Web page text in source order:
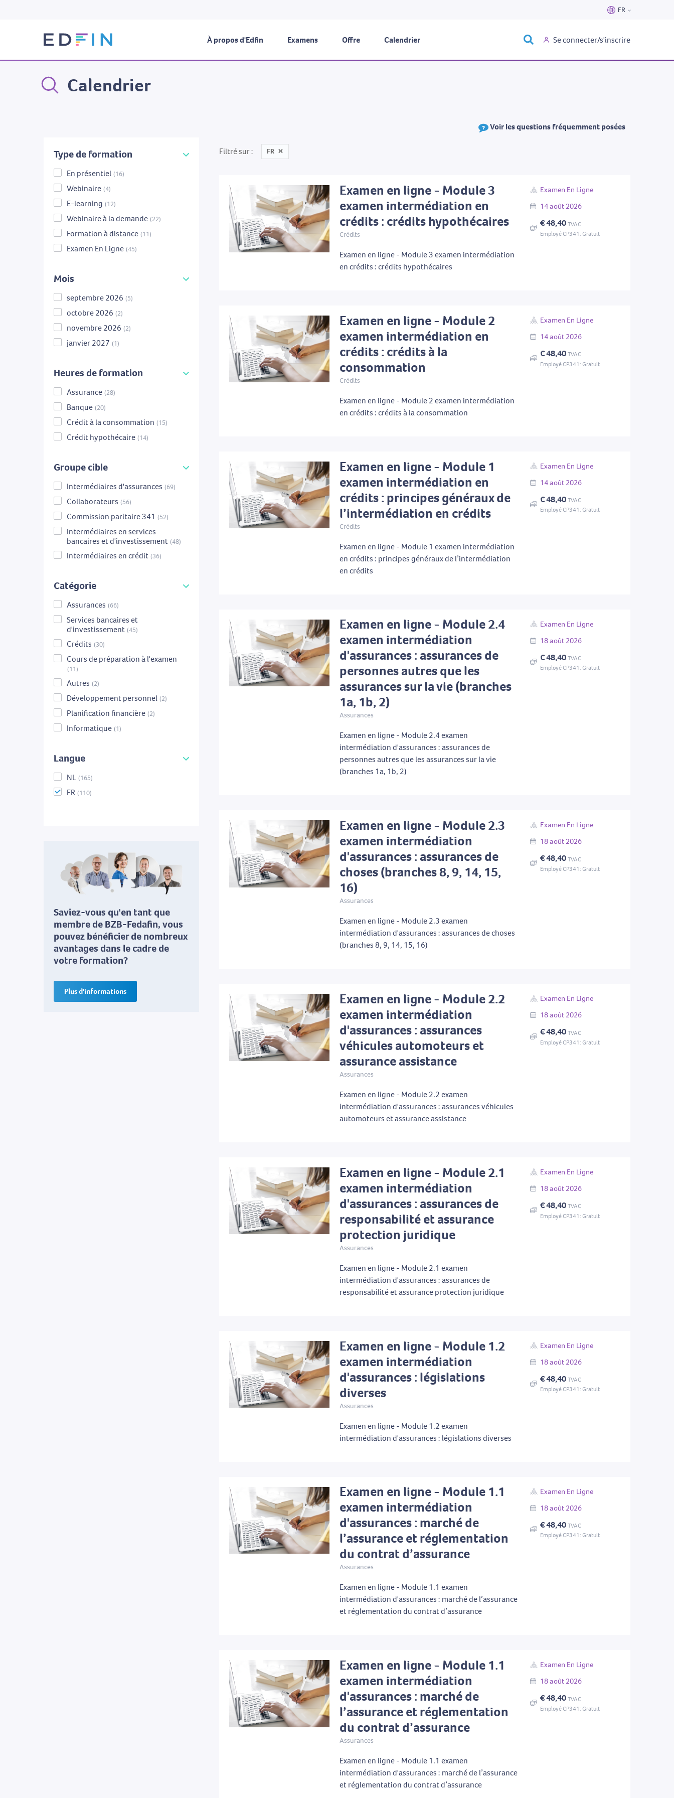
FR
Français
À propos d'Edfin Examens Offre Calendrier Se connecter/s'inscrire
Voir les questions fréquemment posées
Calendrier
Type de formation
En présentiel (16)
Webinaire (4)
E-learning (12)
Webinaire à la demande (22)
Formation à distance (11)
Examen En Ligne (45)
Mois
septembre 2026 (5)
octobre 2026 (2)
novembre 2026 (2)
janvier 2027 (1)
Heures de formation
Assurance (28)
Banque (20)
Crédit à la consommation (15)
Crédit hypothécaire (14)
Groupe cible
Intermédiaires d'assurances (69)
Collaborateurs (56)
Commission paritaire 341 (52)
Intermédiaires en services
bancaires et d'investissement (48)
Intermédiaires en crédit (36)
Catégorie
Assurances (66)
Services bancaires et
d'investissement (45)
Crédits (30)
Cours de préparation à l'examen
(11)
Autres (2)
Développement personnel (2)
Planification financière (2)
Informatique (1)
Langue
NL (165)
FR (110)
Saviez-vous qu'en tant que
membre de BZB-Fedafin, vous
pouvez bénéficier de nombreux
avantages dans le cadre de
votre formation?
Plus d'informations
Filtré sur FR
Examen en ligne - Module 3
examen intermédiation en
crédits : crédits hypothécaires
Crédits
Examen en ligne - Module 3 examen intermédiation
en crédits : crédits hypothécaires
Examen En Ligne
14août 2026
€ 48,40TVAC
Employé CP341: Gratuit
Examen en ligne - Module 2
examen intermédiation en
crédits : crédits à la
consommation
Crédits
Examen en ligne - Module 2 examen intermédiation
en crédits : crédits à la consommation
Examen En Ligne
14août 2026
€ 48,40TVAC
Employé CP341: Gratuit
Examen en ligne - Module 1
examen intermédiation en
crédits : principes généraux de
l’intermédiation en crédits
Crédits
Examen en ligne - Module 1 examen intermédiation
en crédits : principes généraux de l’intermédiation
en crédits
Examen En Ligne
14août 2026
€ 48,40TVAC
Employé CP341: Gratuit
Examen en ligne - Module 2.4
examen intermédiation
d'assurances : assurances de
personnes autres que les
assurances sur la vie (branches
1a, 1b, 2)
Assurances
Examen en ligne - Module 2.4 examen
intermédiation d'assurances : assurances de
personnes autres que les assurances sur la vie
(branches 1a, 1b, 2)
Examen En Ligne
18août 2026
€ 48,40TVAC
Employé CP341: Gratuit
Examen en ligne - Module 2.3
examen intermédiation
d'assurances : assurances de
choses (branches 8, 9, 14, 15,
16)
Assurances
Examen en ligne - Module 2.3 examen
intermédiation d'assurances : assurances de choses
(branches 8, 9, 14, 15, 16)
Examen En Ligne
18août 2026
€ 48,40TVAC
Employé CP341: Gratuit
Examen en ligne - Module 2.2
examen intermédiation
d'assurances : assurances
véhicules automoteurs et
assurance assistance
Assurances
Examen en ligne - Module 2.2 examen
intermédiation d'assurances : assurances véhicules
automoteurs et assurance assistance
Examen En Ligne
18août 2026
€ 48,40TVAC
Employé CP341: Gratuit
Examen en ligne - Module 2.1
examen intermédiation
d'assurances : assurances de
responsabilité et assurance
protection juridique
Assurances
Examen en ligne - Module 2.1 examen
intermédiation d'assurances : assurances de
responsabilité et assurance protection juridique
Examen En Ligne
18août 2026
€ 48,40TVAC
Employé CP341: Gratuit
Examen en ligne - Module 1.2
examen intermédiation
d'assurances : législations
diverses
Assurances
Examen en ligne - Module 1.2 examen
intermédiation d'assurances : législations diverses
Examen En Ligne
18août 2026
€ 48,40TVAC
Employé CP341: Gratuit
Examen en ligne - Module 1.1
examen intermédiation
d'assurances : marché de
l’assurance et réglementation
du contrat d’assurance
Assurances
Examen en ligne - Module 1.1 examen
intermédiation d'assurances : marché de l’assurance
et réglementation du contrat d’assurance
Examen En Ligne
18août 2026
€ 48,40TVAC
Employé CP341: Gratuit
Examen en ligne - Module 1.1
examen intermédiation
d'assurances : marché de
l’assurance et réglementation
du contrat d’assurance
Assurances
Examen en ligne - Module 1.1 examen
intermédiation d'assurances : marché de l’assurance
et réglementation du contrat d’assurance
Examen En Ligne
18août 2026
€ 48,40TVAC
Employé CP341: Gratuit